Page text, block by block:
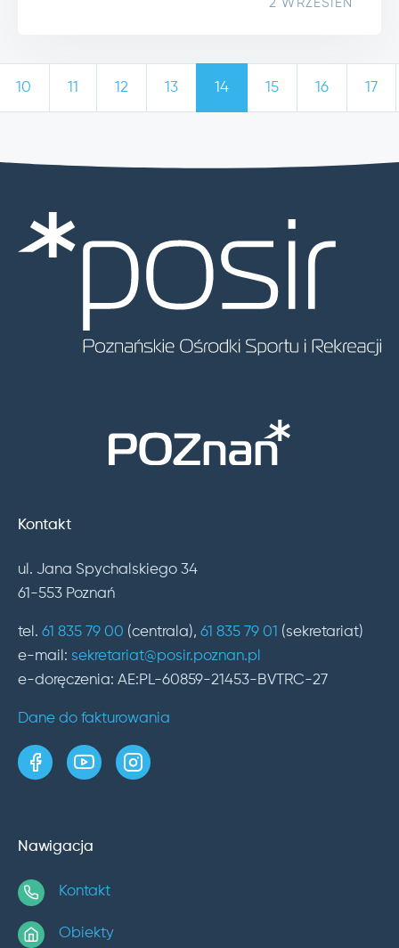
2 WRZESIEŃ
10 11 12 13 14 15 16 17
Kontakt
ul. Jana Spychalskiego 34
61-553 Poznań
tel. 61 835 79 00 (centrala), 61 835 79 01 (sekretariat)
e-mail: sekretariat@posir.poznan.pl
e-doręczenia: AE:PL-60859-21453-BVTRC-27
Dane do fakturowania
strona w serwisie Facebook
kanał w serwisie YouTube
profil w serwisie Instagram
Nawigacja
Kontakt
Obiekty